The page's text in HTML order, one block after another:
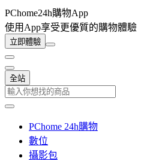
PChome24h購物App
使用App享受更優質的購物體驗
立即體驗
全站
PChome 24h購物
數位
攝影包